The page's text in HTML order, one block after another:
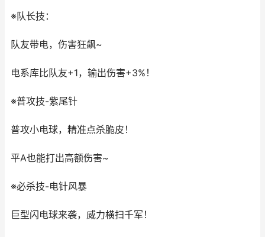
※队长技：
队友带电，伤害狂飙~
电系库比队友+1，输出伤害+3%！
※普攻技-紫尾针
普攻小电球，精准点杀脆皮！
平A也能打出高额伤害~
※必杀技-电针风暴
巨型闪电球来袭，威力横扫千军！